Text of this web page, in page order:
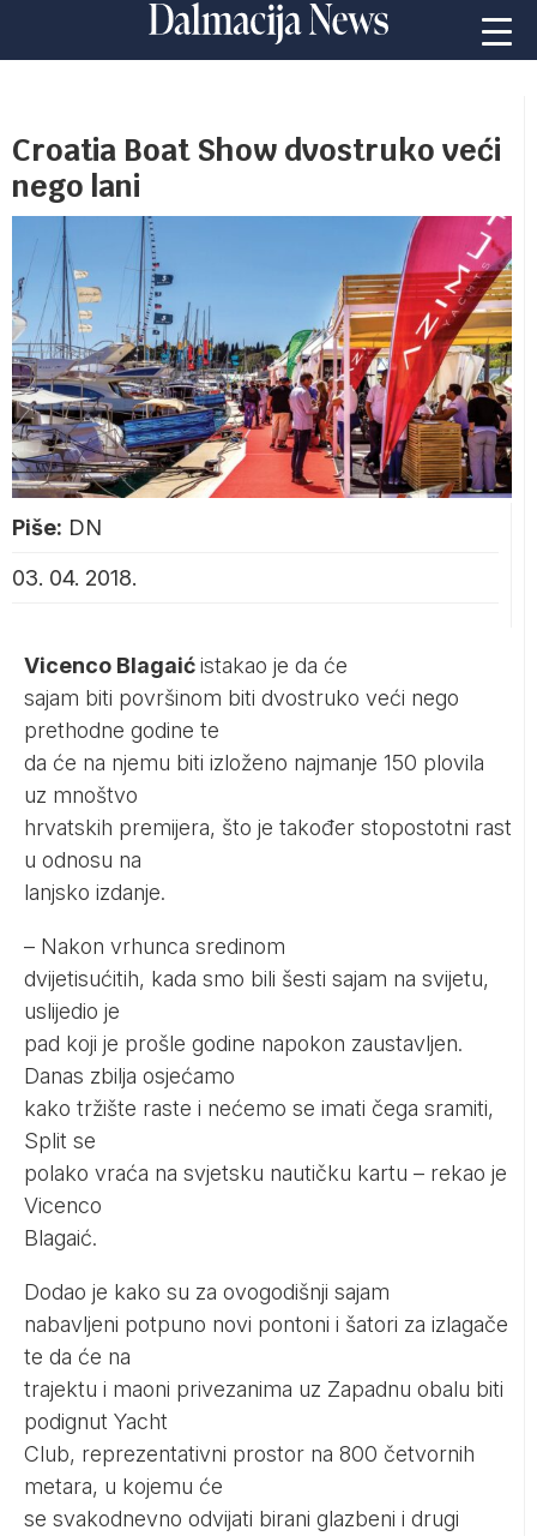
Croatia Boat Show dvostruko veći
nego lani
Piše: DN
03. 04. 2018.
Vicenco Blagaićistakao je da će
sajam biti površinom biti dvostruko veći nego
prethodne godine te
da će na njemu biti izloženo najmanje 150 plovila
uz mnoštvo
hrvatskih premijera, što je također stopostotni rast
u odnosu na
lanjsko izdanje.
– Nakon vrhunca sredinom
dvijetisućitih, kada smo bili šesti sajam na svijetu,
uslijedio je
pad koji je prošle godine napokon zaustavljen.
Danas zbilja osjećamo
kako tržište raste i nećemo se imati čega sramiti,
Split se
polako vraća na svjetsku nautičku kartu – rekao je
Vicenco
Blagaić.
Dodao je kako su za ovogodišnji sajam
nabavljeni potpuno novi pontoni i šatori za izlagače
te da će na
trajektu i maoni privezanima uz Zapadnu obalu biti
podignut Yacht
Club, reprezentativni prostor na 800 četvornih
metara, u kojemu će
se svakodnevno odvijati birani glazbeni i drugi